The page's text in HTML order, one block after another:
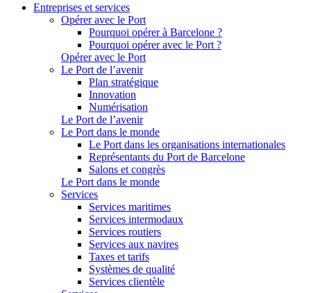
Entreprises et services
Opérer avec le Port
Pourquoi opérer à Barcelone ?
Pourquoi opérer avec le Port ?
Opérer avec le Port
Le Port de l’avenir
Plan stratégique
Innovation
Numérisation
Le Port de l’avenir
Le Port dans le monde
Le Port dans les organisations internationales
Représentants du Port de Barcelone
Salons et congrès
Le Port dans le monde
Services
Services maritimes
Services intermodaux
Services routiers
Services aux navires
Taxes et tarifs
Systèmes de qualité
Services clientèle